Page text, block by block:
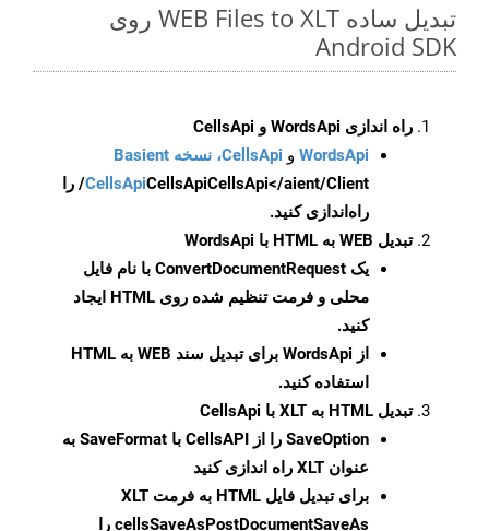
تبدیل ساده WEB Files to XLT روی
Android SDK
راه اندازی WordsApi و CellsApi
WordsApi و CellsApi، نسخه Basient
CellsApiCellsApi
CellsApi</aient/Client/ را
راه‌اندازی کنید.
تبدیل WEB به HTML با WordsApi
یک ConvertDocumentRequest با نام فایل
محلی و فرمت تنظیم شده روی HTML ایجاد
کنید.
از WordsApi برای تبدیل سند WEB به HTML
استفاده کنید.
تبدیل HTML به XLT با CellsApi
SaveOption
را از CellsAPI با SaveFormat به
عنوان XLT راه اندازی کنید
برای تبدیل فایل HTML به فرمت
XLT
cellsSaveAsPostDocumentSaveAs را